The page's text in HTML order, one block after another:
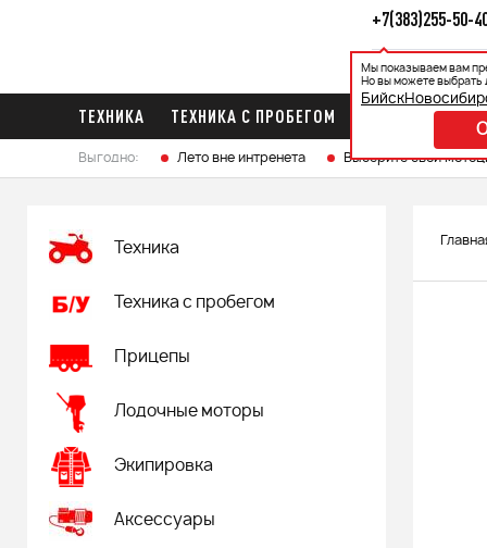
+7(383)255-50-
Мы показываем вам
Но вы можете выбрать
Бийск
Каталог
ТЕХНИКА ТЕХНИКА С ПРОБЕГОМ
Выгодно: Лето вне интренета Выберите свой
Техника
Техника с пробегом
Прицепы
Лодочные моторы
Экипировка
Аксессуары